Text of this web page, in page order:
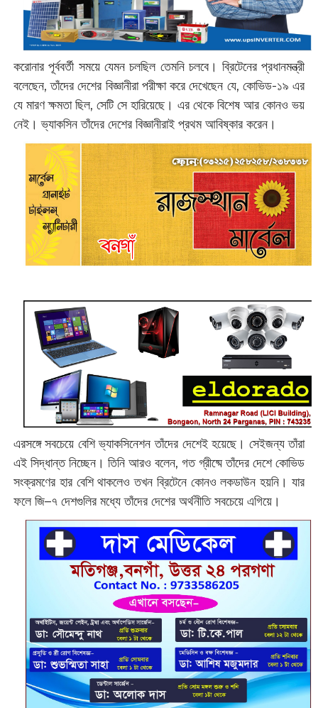
করোনার পূর্ববর্তী সময়ে যেমন চলছিল তেমনি চলবে। ব্রিটেনের প্রধানমন্ত্রী
বলেছেন, তাঁদের দেশের বিজ্ঞানীরা পরীক্ষা করে দেখেছেন যে, কোভিড-১৯ এর
যে মারণ ক্ষমতা ছিল, সেটি সে হারিয়েছে। এর থেকে বিশেষ আর কোনও ভয়
নেই। ভ্যাকসিন তাঁদের দেশের বিজ্ঞানীরাই প্রথম আবিষ্কার করেন।
এরসঙ্গে সবচেয়ে বেশি ভ্যাকসিনেশন তাঁদের দেশেই হয়েছে। সেইজন্য তাঁরা
এই সিদ্ধান্ত নিচ্ছেন। তিনি আরও বলেন, গত গ্রীষ্মে তাঁদের দেশে কোভিড
সংক্রমণের হার বেশি থাকলেও তখন ব্রিটেনে কোনও লকডাউন হয়নি। যার
ফলে জি–৭ দেশগুলির মধ্যে তাঁদের দেশের অর্থনীতি সবচেয়ে এগিয়ে।